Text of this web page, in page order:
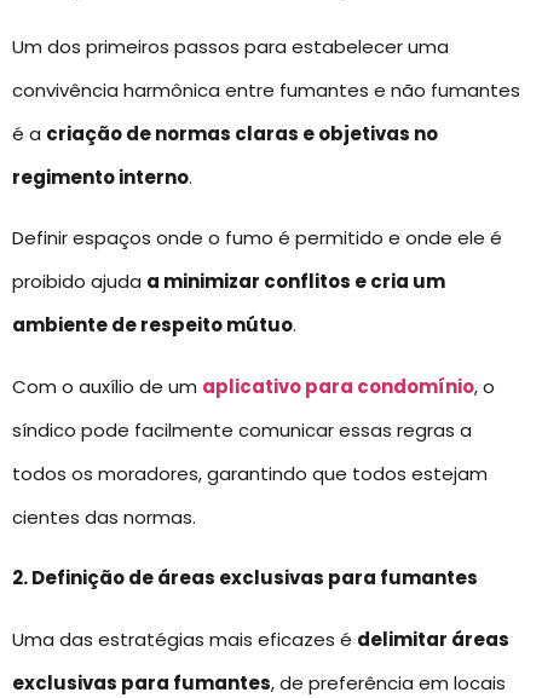
Um dos primeiros passos para estabelecer uma
convivência harmônica entre fumantes e não fumantes
é a criação de normas claras e objetivas no
regimento interno.
Definir espaços onde o fumo é permitido e onde ele é
proibido ajuda a minimizar conflitos e cria um
ambiente de respeito mútuo.
Com o auxílio de um aplicativo para condomínio, o
síndico pode facilmente comunicar essas regras a
todos os moradores, garantindo que todos estejam
cientes das normas.
2. Definição de áreas exclusivas para fumantes
Uma das estratégias mais eficazes é delimitar áreas
exclusivas para fumantes, de preferência em locais